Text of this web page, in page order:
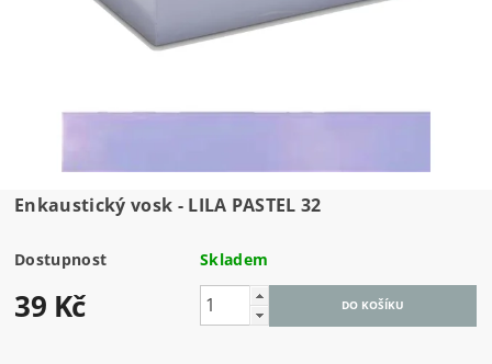
Enkaustický vosk - LILA PASTEL 32
Dostupnost Skladem
39 Kč